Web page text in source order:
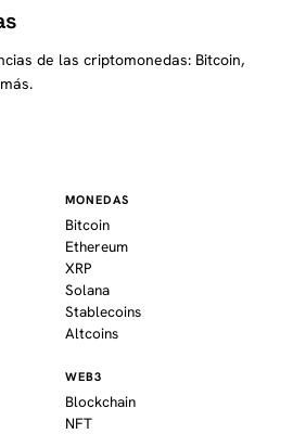
de las criptomonedas: Bitcoin,
MONEDAS
Bitcoin
Ethereum
XRP
Solana
Stablecoins
Altcoins
WEB3
Blockchain
NFT